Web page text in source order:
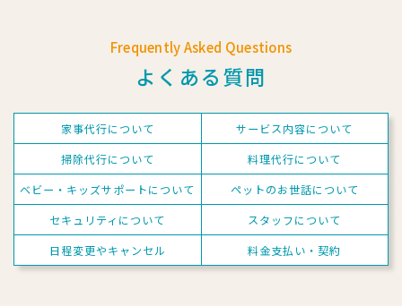
Frequently Asked Questions
よくある質問
家事代行について サービス内容について
掃除代行について 料理代行について
ベビー・キッズサポートについて ペットのお世話について
セキュリティについて スタッフについて
日程変更やキャンセル 料金支払い・契約